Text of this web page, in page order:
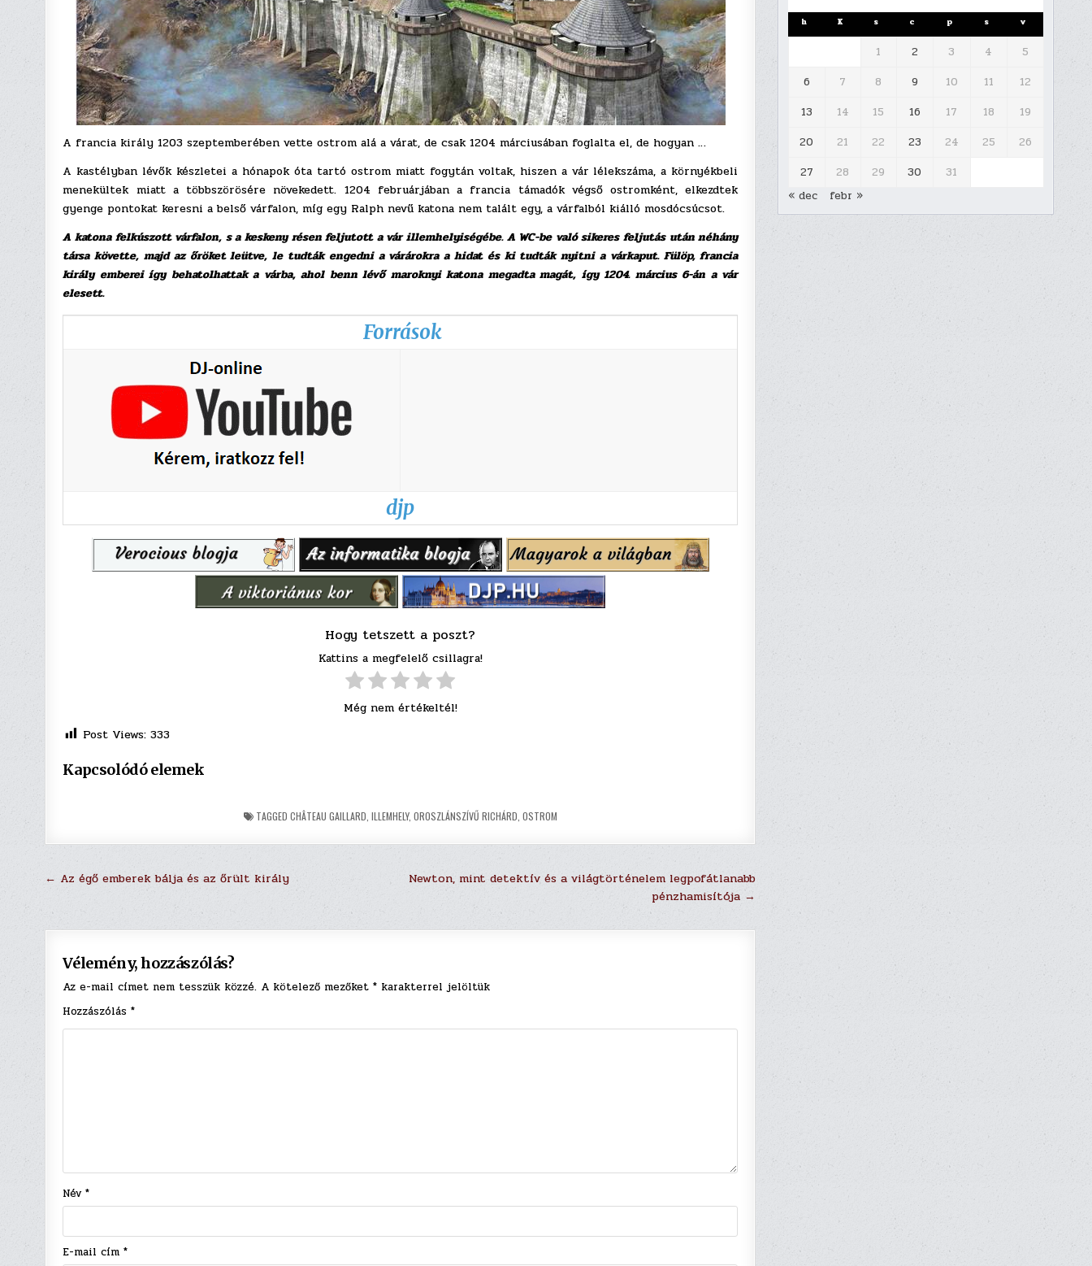
A francia király 1203 szeptemberében vette ostrom alá a várat, de csak 1204 márciusában foglalta el, de hogyan …
A kastélyban lévők készletei a hónapok óta tartó ostrom miatt fogytán voltak, hiszen a vár lélekszáma, a környékbeli
menekültek miatt a többszörösére növekedett. 1204 februárjában a francia támadók végső ostromként, elkezdtek
gyenge pontokat keresni a belső várfalon, míg egy Ralph nevű katona nem talált egy, a várfalból kiálló mosdócsúcsot.
A katona felkúszott várfalon, s a keskeny résen feljutott a vár illemhelyiségébe. A WC-be való sikeres feljutás után néhány
társa követte, majd az őröket leütve, le tudták engedni a várárokra a hidat és ki tudták nyitni a várkaput. Fülöp, francia
király emberei így behatolhattak a várba, ahol benn lévő maroknyi katona megadta magát, így 1204. március 6-án a vár
elesett.
Források
djp
Hogy tetszett a poszt?
Kattins a megfelelő csillagra!
Még nem értékeltél!
Post Views: 333
Kapcsolódó elemek
TAGGED CHÂTEAU GAILLARD ILLEMHELY, OROSZLÁNSZÍVŰ RICHÁRD OSTROM
Bejegyzés
Newton, mint detektív és a világtörténelem legpofátlanabb
pénzhamisítója →
← Az égő emberek bálja és az őrült király
Vélemény, hozzászólás?
Az e-mail címet nem tesszük közzé. A kötelező mezőket* karakterrel jelöltük
Hozzászólás*
Név*
E-mail cím*
h K s c p s v
1 2 3 4
5
6
7 8 9 10 11
12
13
14 15 16 17 18
19
20
21 22 23 24 25
26
27
28 29 30
31
« dec
febr »